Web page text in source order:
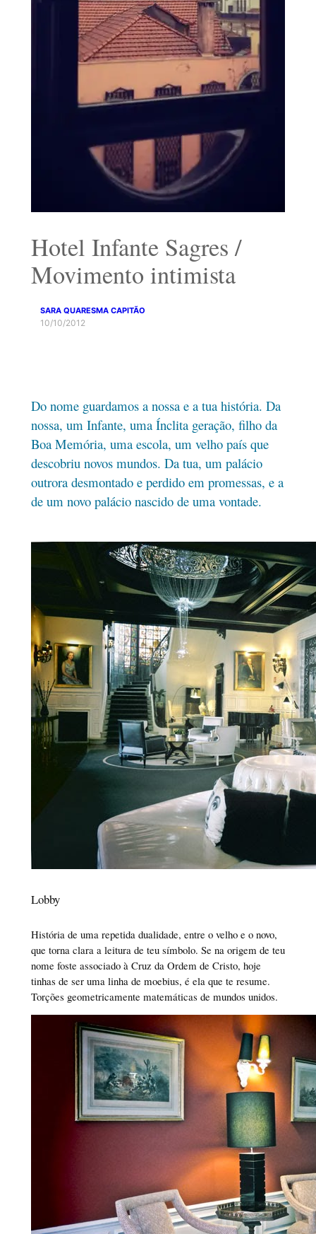
Hotel Infante Sagres /
Movimento intimista
SARA QUARESMA CAPITÃO
10/10/2012
Do nome guardamos a nossa e a tua história. Da
nossa, um Infante, uma Ínclita geração, filho da
Boa Memória, uma escola, um velho país que
descobriu novos mundos. Da tua, um palácio
outrora desmontado e perdido em promessas, e a
de um novo palácio nascido de uma vontade.
Lobby
História de uma repetida dualidade, entre o velho e o novo,
que torna clara a leitura de teu símbolo. Se na origem de teu
nome foste associado à Cruz da Ordem de Cristo, hoje
tinhas de ser uma linha de moebius, é ela que te resume.
Torções geometricamente matemáticas de mundos unidos.